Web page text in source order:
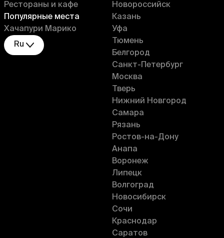
Рестораны и кафе
Популярные места
Хачапури Марико
Ru
Новороссийск
Казань
Уфа
Тюмень
Белгород
Санкт-Петербург
Москва
Тверь
Нижний Новгород
Самара
Рязань
Ростов-на-Дону
Анапа
Воронеж
Липецк
Волгоград
Новосибирск
Сочи
Краснодар
Саратов